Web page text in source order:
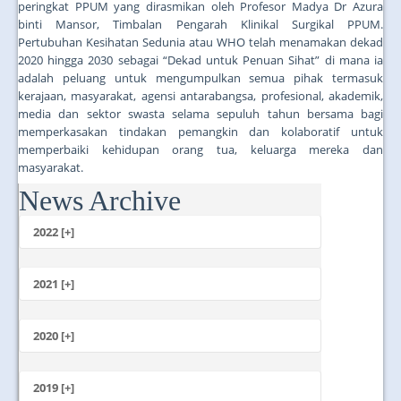
peringkat PPUM yang dirasmikan oleh Profesor Madya Dr Azura
binti Mansor, Timbalan Pengarah Klinikal Surgikal PPUM.
Pertubuhan Kesihatan Sedunia atau WHO telah menamakan dekad
2020 hingga 2030 sebagai “Dekad untuk Penuan Sihat” di mana ia
adalah peluang untuk mengumpulkan semua pihak termasuk
kerajaan, masyarakat, agensi antarabangsa, profesional, akademik,
media dan sektor swasta selama sepuluh tahun bersama bagi
memperkasakan tindakan pemangkin dan kolaboratif untuk
memperbaiki kehidupan orang tua, keluarga mereka dan
masyarakat.
...
News Archive
2022 [+]
2021 [+]
October
July
2020 [+]
January
2019 [+]